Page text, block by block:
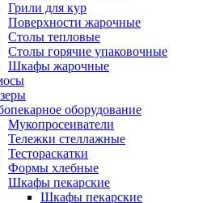
Грили для кур
Поверхности жарочные
Столы тепловые
Столы горячие упаковочные
Шкафы жарочные
оборудование
Мукопросеиватели
Тележки стеллажные
Тестораскатки
Формы хлебные
Шкафы пекарские
Шкафы пекарские